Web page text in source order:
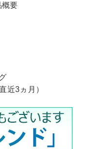
概要
近3ヵ月）